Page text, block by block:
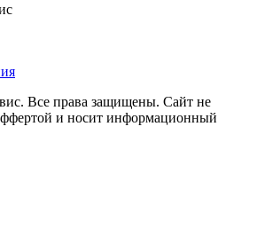
Все права защищены. Сайт не
и носит информационный